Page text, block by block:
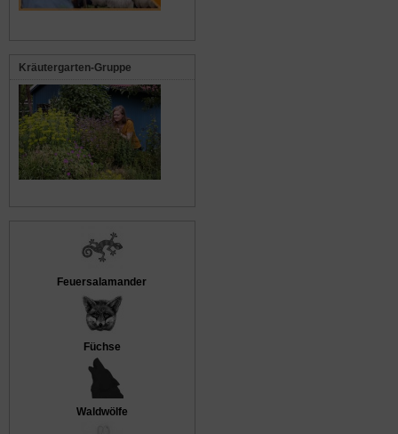
Kräutergarten-Gruppe
Feuersalamander
Füchse
Waldwölfe